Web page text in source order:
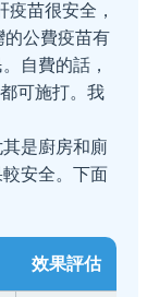
苗很安全，
的公費疫苗有
自費的話，
可施打。我
是廚房和廁
安全。下面
效果評估